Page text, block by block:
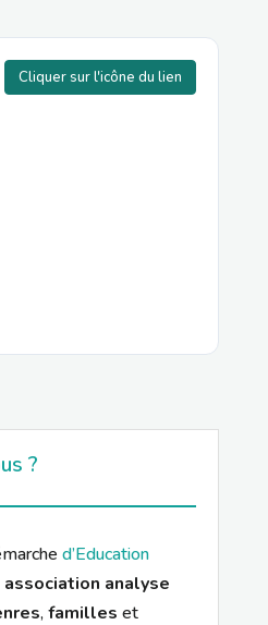
Cliquer sur l'icône du lien
?
d’Education
analyse
,familles et